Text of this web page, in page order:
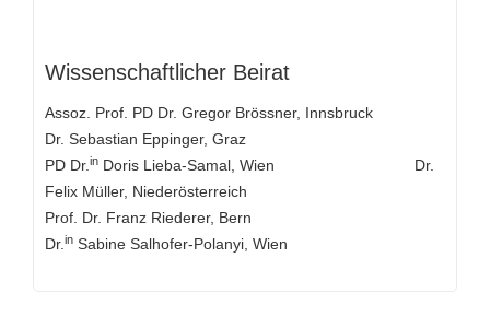
Wissenschaftlicher Beirat
Assoz. Prof. PD Dr. Gregor Brössner, Innsbruck
Dr. Sebastian Eppinger, Graz
PD Dr. in Doris Lieba-Samal, Wien Dr.
Felix Müller, Niederösterreich
Prof. Dr. Franz Riederer, Bern
Dr. in Sabine Salhofer-Polanyi, Wien